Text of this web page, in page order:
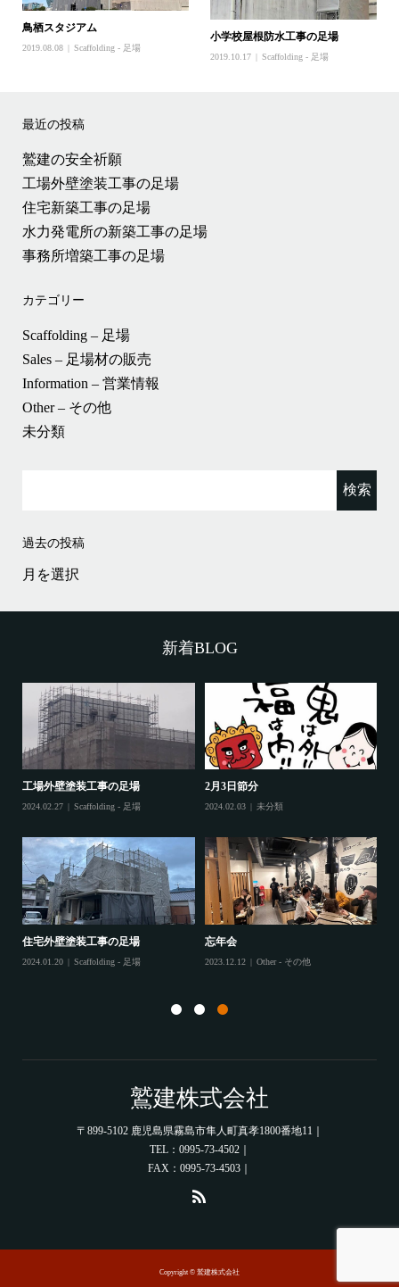
鳥栖スタジアム
2019.08.08 Scaffolding - 足場
小学校屋根防水工事の足場
2019.10.17 Scaffolding - 足場
最近の投稿
鷲建の安全祈願
工場外壁塗装工事の足場
住宅新築工事の足場
水力発電所の新築工事の足場
事務所増築工事の足場
カテゴリー
Scaffolding – 足場
Sales – 足場材の販売
Information – 営業情報
Other – その他
未分類
過去の投稿
過
去
投
新着BLOG
工場外壁塗装工事の足場
2024.02.27 Scaffolding - 足場
2月3日節分
2024.02.03 未分類
住宅外壁塗装工事の足場
2024.01.20 Scaffolding - 足場
忘年会
2023.12.12 Other - その他
鷲建株式会社
〒899-5102 鹿児島県霧島市隼人町真孝1800番地11｜
TEL：0995-73-4502｜
FAX：0995-73-4503｜
Copyright © 鷲建株式会社